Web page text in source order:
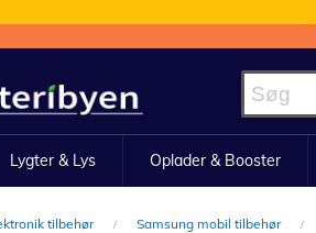
Lygter & Lys Oplader & Booster
tilbehør Samsung mobil tilbehør